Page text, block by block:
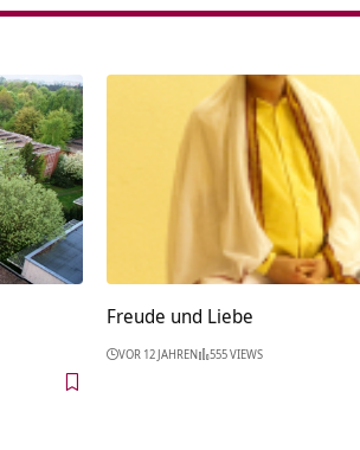
Freude und Liebe
VOR 12 JAHREN 555 VIEWS